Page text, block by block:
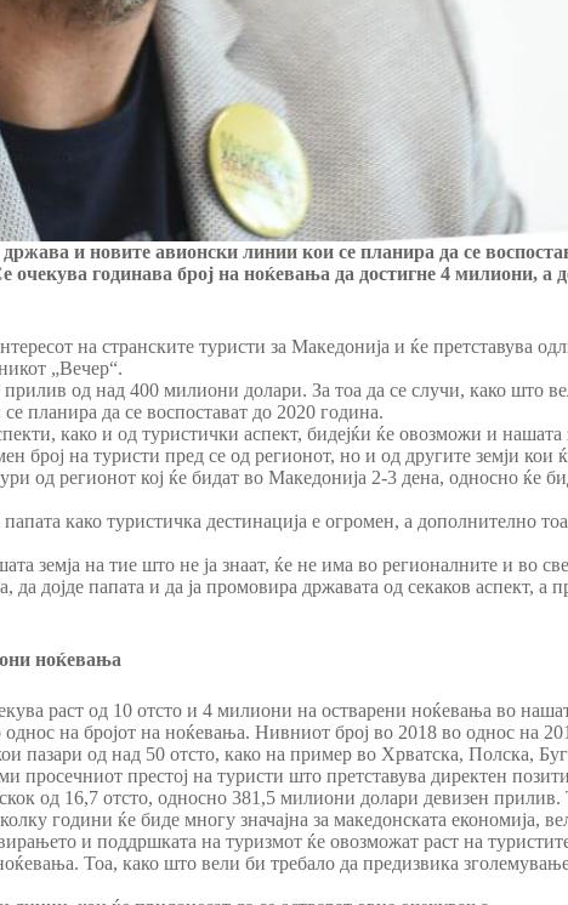
и новите авионски линии кои се планира да се
очекува годинава број на ноќевања да достигне 4 милиони, а
на странските туристи за Македонија и ќе претставува
„Вечер“.
од над 400 милиони долари. За тоа да се случи, како што
планира да се воспостават до 2020 година.
како и од туристички аспект, бидејќи ќе овозможи и нашата
број на туристи пред се од регионот, но и од другите земји кои
од регионот кој ќе бидат во Македонија 2-3 дена, односно ќе
како туристичка дестинација е огромен, а дополнително
земја на тие што не ја знаат, ќе не има во регионалните и во
дојде папата и да ја промовира државата од секаков аспект, а
ноќевања
раст од 10 отсто и 4 милиони на остварени ноќевања во
на бројот на ноќевања. Нивниот број во 2018 во однос на
пазари од над 50 отсто, како на пример во Хрватска, Полска,
просечниот престој на туристи што претставува директен
од 16,7 отсто, односно 381,5 милиони долари девизен прилив.
години ќе биде многу значајна за македонската економија,
и поддршката на туризмот ќе овозможат раст на
Тоа, како што вели би требало да предизвика